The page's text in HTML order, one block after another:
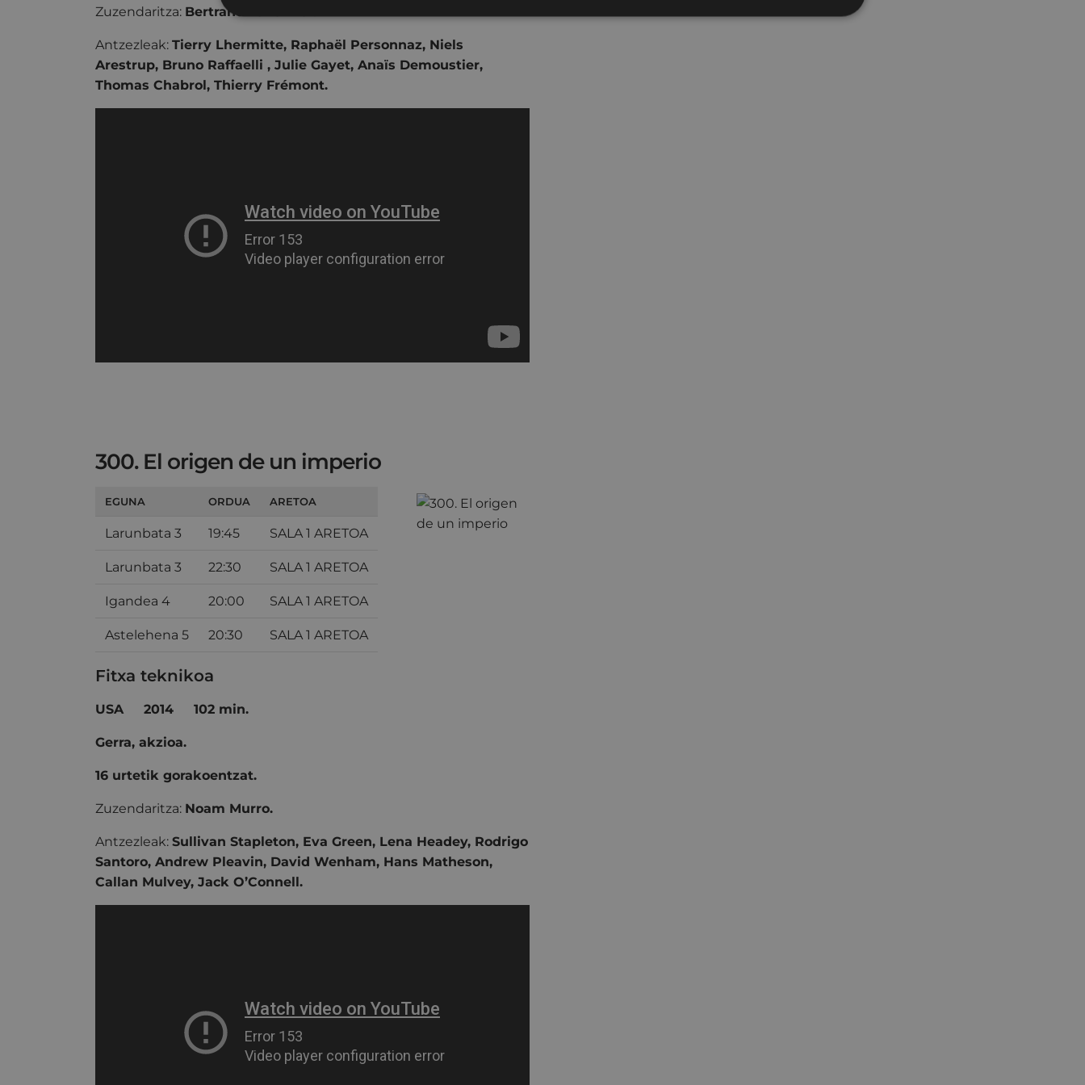
Zuzendaritza: Bertrand Tavernier.
Antzezleak: Tierry Lhermitte, Raphaël Personnaz, Niels
Arestrup, Bruno Raffaelli , Julie Gayet, Anaïs Demoustier,
Thomas Chabrol, Thierry Frémont.
300. El origen de un imperio
EGUNA ORDUA ARETOA
Larunbata 3 19:45 SALA 1 ARETOA
Larunbata 3 22:30 SALA 1 ARETOA
Igandea 4 20:00 SALA 1 ARETOA
Astelehena 5 20:30 SALA 1 ARETOA
Fitxa teknikoa
USA 2014 102 min.
Gerra, akzioa.
16 urtetik gorakoentzat.
Zuzendaritza: Noam Murro.
Antzezleak: Sullivan Stapleton, Eva Green, Lena Headey, Rodrigo
Santoro, Andrew Pleavin, David Wenham, Hans Matheson,
Callan Mulvey, Jack O’Connell.